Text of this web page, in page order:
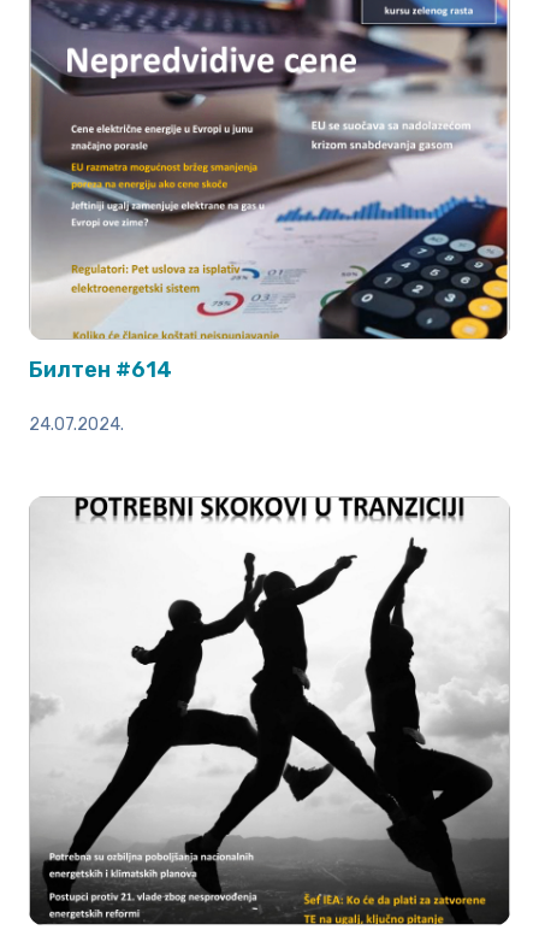
Билтен #614
24.07.2024.